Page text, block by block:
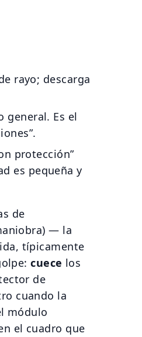
rayo; descarga
general. Es el
protección”
es pequeña y
de
— la
típicamente
cuece los
de
cuando la
módulo
el cuadro que